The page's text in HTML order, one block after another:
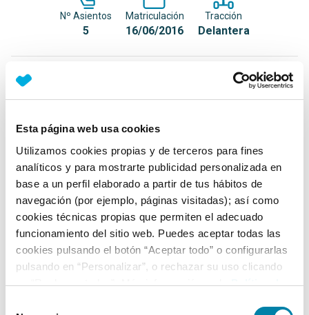
Esta página web usa cookies
Utilizamos cookies propias y de terceros para fines
analíticos y para mostrarte publicidad personalizada en
base a un perfil elaborado a partir de tus hábitos de
navegación (por ejemplo, páginas visitadas); así como
cookies técnicas propias que permiten el adecuado
funcionamiento del sitio web. Puedes aceptar todas las
cookies pulsando el botón “Aceptar todo” o configurarlas
pulsando en “Personalizar”, o rechazar su uso clicando
en “Rechazar todas”. Más información en laPolítica de
Nº Asientos
5
Matriculación
16/06/2016
Tracción
Delantera
Carga regenerativa inteligente
Maletero con iluminación
+ Ver todos
Ficha técnica